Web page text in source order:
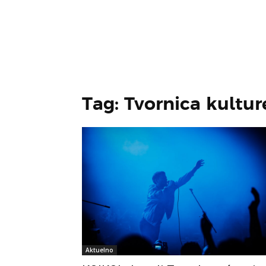
Tag: Tvornica
Aktuelno